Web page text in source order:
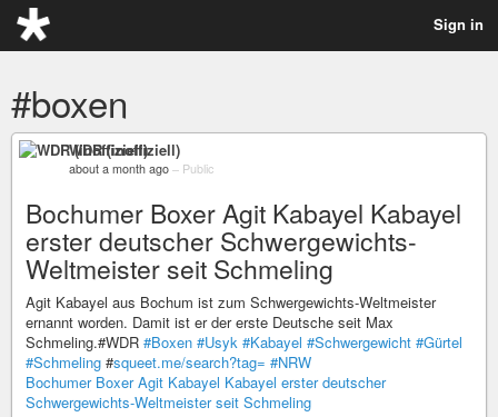
Sign in
#boxen
WDR (inoffiziell)
about a month ago – Public
Bochumer Boxer Agit Kabayel Kabayel
erster deutscher Schwergewichts-
Weltmeister seit Schmeling
Agit Kabayel aus Bochum ist zum Schwergewichts-Weltmeister
ernannt worden. Damit ist er der erste Deutsche seit Max
Schmeling.#WDR #Boxen #Usyk #Kabayel #Schwergewicht #Gürtel
#Schmeling #squeet.me/search?tag= #NRW
Bochumer Boxer Agit Kabayel Kabayel erster deutscher
Schwergewichts-Weltmeister seit Schmeling